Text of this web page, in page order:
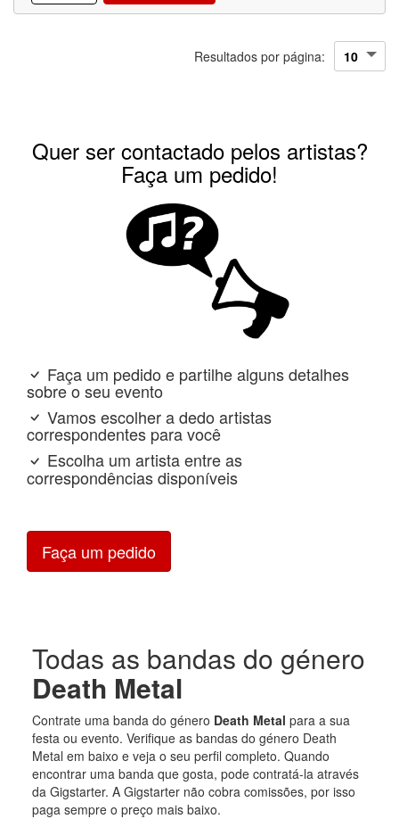
Resultados por página:
Quer ser contactado pelos artistas?
Faça um pedido!
Faça um pedido e partilhe alguns detalhes
sobre o seu evento
Vamos escolher a dedo artistas
correspondentes para você
Escolha um artista entre as
correspondências disponíveis
Faça um pedido
Todas as bandas do género
Death Metal
Contrate uma banda do género Death Metal para a sua
festa ou evento. Verifique as bandas do género Death
Metal em baixo e veja o seu perfil completo. Quando
encontrar uma banda que gosta, pode contratá-la através
da Gigstarter. A Gigstarter não cobra comissões, por isso
paga sempre o preço mais baixo.